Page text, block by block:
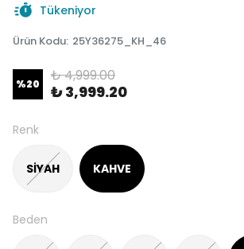
Tükeniyor
Ürün Kodu: 25Y36275_KH_46
%20 ₺ 4,999.00
₺ 3,999.20
Renk
SİYAH KAHVE
Beden